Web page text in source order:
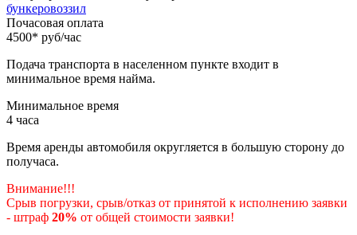
бункеровоззил
Почасовая оплата
4500* руб/час
Подача транспорта в населенном пункте входит в
минимальное время найма.
Минимальное время
4 часа
Время аренды автомобиля округляется в большую сторону до
получаса.
Внимание!!!
Срыв погрузки, срыв/отказ от принятой к исполнению заявки
- штраф 20% от общей стоимости заявки!